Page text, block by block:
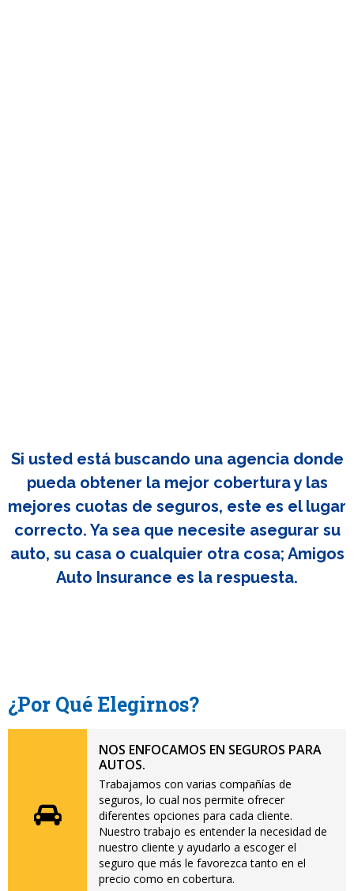
Si usted está buscando una agencia donde
pueda obtener la mejor cobertura y las
mejores cuotas de seguros, este es el lugar
correcto. Ya sea que necesite asegurar su
auto, su casa o cualquier otra cosa; Amigos
Auto Insurance es la respuesta.
¿Por Qué Elegirnos?
NOS ENFOCAMOS EN SEGUROS PARA
AUTOS.
Trabajamos con varias compañías de
seguros, lo cual nos permite ofrecer
diferentes opciones para cada cliente.
Nuestro trabajo es entender la necesidad de
nuestro cliente y ayudarlo a escoger el
seguro que más le favorezca tanto en el
precio como en cobertura.